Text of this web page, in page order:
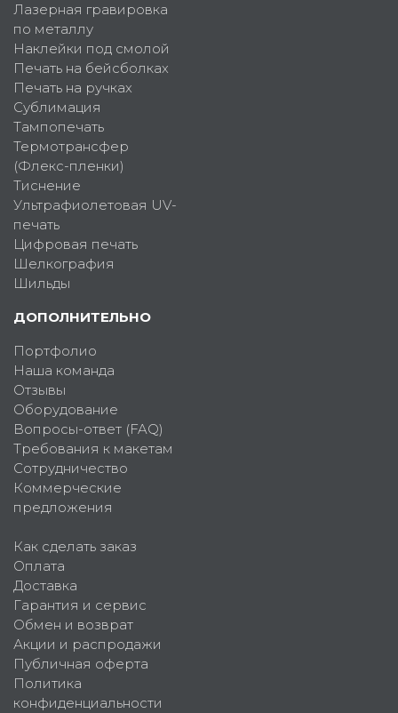
Лазерная гравировка
по металлу
Наклейки под смолой
Печать на бейсболках
Печать на ручках
Сублимация
Тампопечать
Термотрансфер
(Флекс-пленки)
Тиснение
Ультрафиолетовая UV-
печать
Цифровая печать
Шелкография
Шильды
ДОПОЛНИТЕЛЬНО
Портфолио
Наша команда
Отзывы
Оборудование
Вопросы-ответ (FAQ)
Требования к макетам
Сотрудничество
Коммерческие
предложения
Как сделать заказ
Оплата
Доставка
Гарантия и сервис
Обмен и возврат
Акции и распродажи
Публичная оферта
Политика
конфиденциальности